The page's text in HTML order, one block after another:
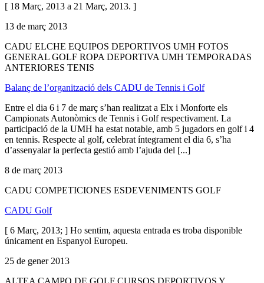
[ 18 Març, 2013 a 21 Març, 2013. ]
13 de març 2013
CADU ELCHE EQUIPOS DEPORTIVOS UMH FOTOS
GENERAL GOLF ROPA DEPORTIVA UMH TEMPORADAS
ANTERIORES TENIS
Balanç de l’organització dels CADU de Tennis i Golf
Entre el dia 6 i 7 de març s’han realitzat a Elx i Monforte els
Campionats Autonòmics de Tennis i Golf respectivament. La
participació de la UMH ha estat notable, amb 5 jugadors en golf i 4
en tennis. Respecte al golf, celebrat íntegrament el dia 6, s’ha
d’assenyalar la perfecta gestió amb l’ajuda del [...]
8 de març 2013
CADU COMPETICIONES ESDEVENIMENTS GOLF
CADU Golf
[ 6 Març, 2013; ] Ho sentim, aquesta entrada es troba disponible
únicament en Espanyol Europeu.
25 de gener 2013
ALTEA CAMPO DE GOLF CURSOS DEPORTIVOS Y